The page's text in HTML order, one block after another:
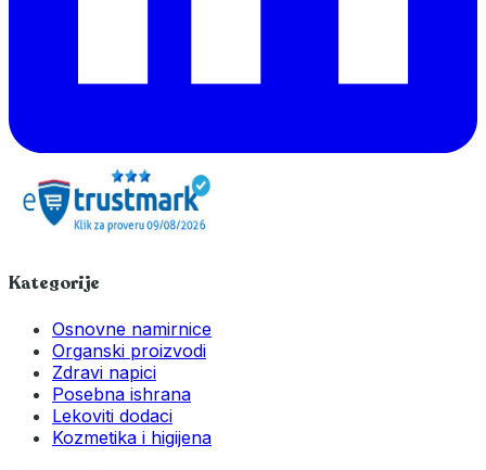
Kategorije
Osnovne namirnice
Organski proizvodi
Zdravi napici
Posebna ishrana
Lekoviti dodaci
Kozmetika i higijena